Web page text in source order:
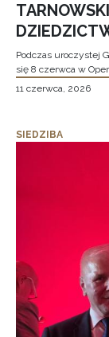
Podczas uroczystej
się 8 czerwca w
11 czerwca, 2026
SIEDZIBA